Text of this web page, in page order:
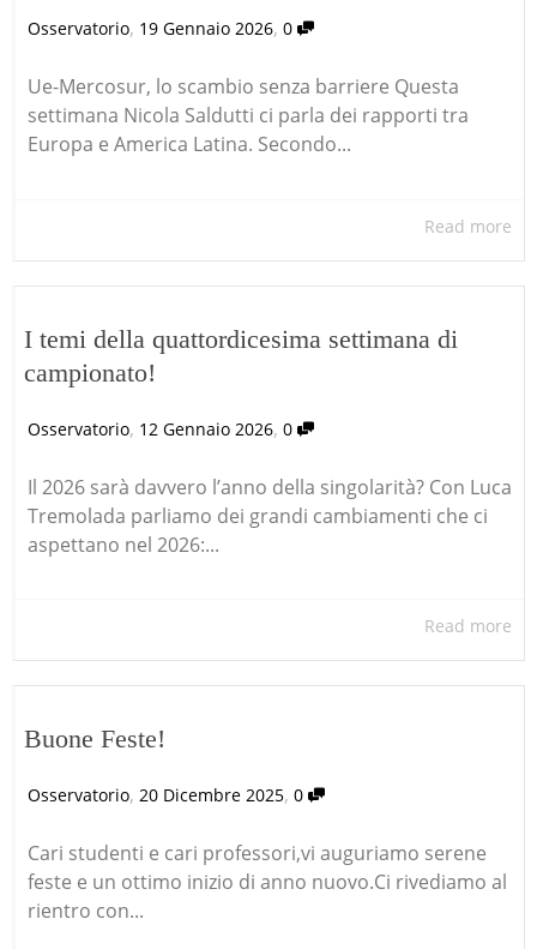
Osservatorio, 19 Gennaio 2026, 0
Ue-Mercosur, lo scambio senza barriere Questa
settimana Nicola Saldutti ci parla dei rapporti tra
Europa e America Latina. Secondo...
Read more
I temi della quattordicesima settimana di
campionato!
Osservatorio, 12 Gennaio 2026, 0
Il 2026 sarà davvero l’anno della singolarità? Con Luca
Tremolada parliamo dei grandi cambiamenti che ci
aspettano nel 2026:...
Read more
Buone Feste!
Osservatorio, 20 Dicembre 2025, 0
Cari studenti e cari professori,vi auguriamo serene
feste e un ottimo inizio di anno nuovo.Ci rivediamo al
rientro con...